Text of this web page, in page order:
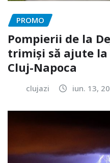
PROMO
Pompierii de la
trimiși să ajute
Cluj-Napoca
clujazi iun. 13,